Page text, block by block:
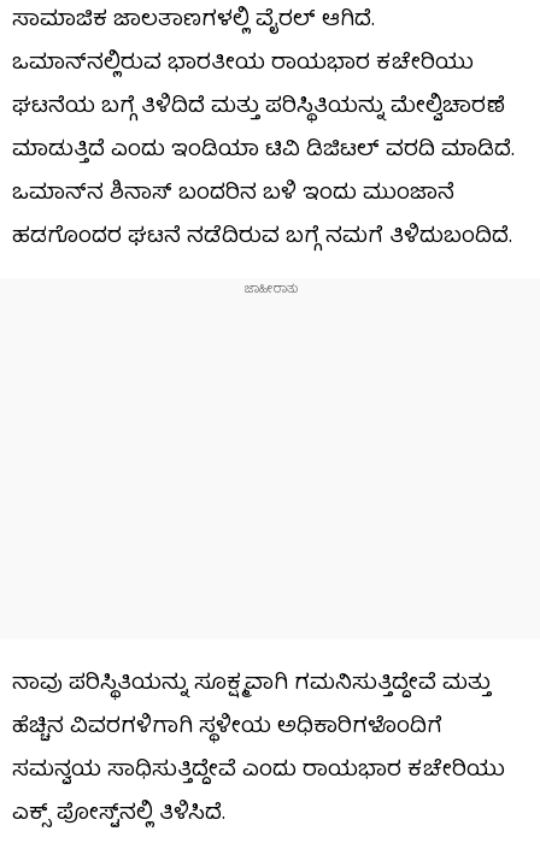
ಸಾಮಾಜಿಕ ಜಾಲತಾಣಗಳಲ್ಲಿ ವೈರಲ್ ಆಗಿದೆ.
ಒಮಾನ್‌ನಲ್ಲಿರುವ ಭಾರತೀಯ ರಾಯಭಾರ ಕಚೇರಿಯು
ಘಟನೆಯ ಬಗ್ಗೆ ತಿಳಿದಿದೆ ಮತ್ತು ಪರಿಸ್ಥಿತಿಯನ್ನು ಮೇಲ್ವಿಚಾರಣೆ
ಮಾಡುತ್ತಿದೆ ಎಂದು ಇಂಡಿಯಾ ಟಿವಿ ಡಿಜಿಟಲ್ ವರದಿ ಮಾಡಿದೆ.
ಒಮಾನ್‌ನ ಶಿನಾಸ್ ಬಂದರಿನ ಬಳಿ ಇಂದು ಮುಂಜಾನೆ
ಹಡಗೊಂದರ ಘಟನೆ ನಡೆದಿರುವ ಬಗ್ಗೆ ನಮಗೆ ತಿಳಿದುಬಂದಿದೆ.
ನಾವು ಪರಿಸ್ಥಿತಿಯನ್ನು ಸೂಕ್ಷ್ಮವಾಗಿ ಗಮನಿಸುತ್ತಿದ್ದೇವೆ ಮತ್ತು
ಹೆಚ್ಚಿನ ವಿವರಗಳಿಗಾಗಿ ಸ್ಥಳೀಯ ಅಧಿಕಾರಿಗಳೊಂದಿಗೆ
ಸಮನ್ವಯ ಸಾಧಿಸುತ್ತಿದ್ದೇವೆ ಎಂದು ರಾಯಭಾರ ಕಚೇರಿಯು
ಎಕ್ಸ್ ಪೋಸ್ಟ್‌ನಲ್ಲಿ ತಿಳಿಸಿದೆ.